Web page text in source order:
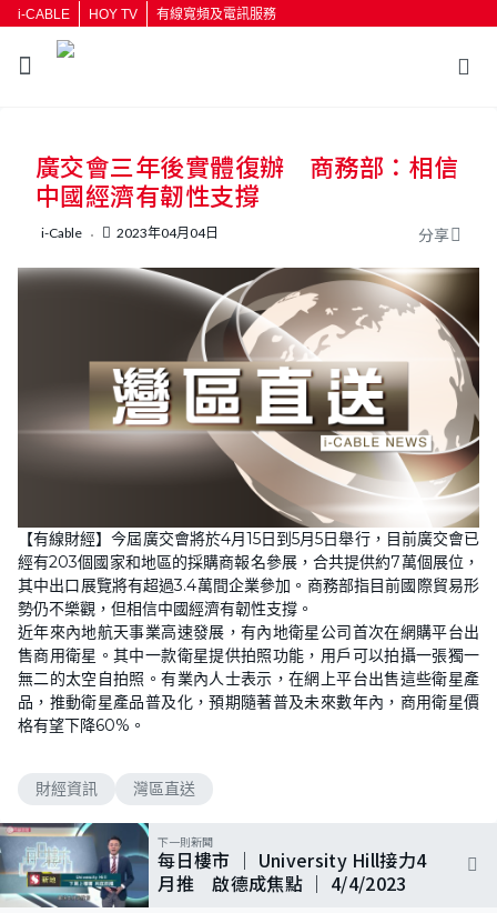
i-CABLE HOY TV 有線寬頻及電訊服務
按輸入鍵開始搜尋
廣交會三年後實體復辦 商務部：相信
中國經濟有韌性支撐
i-Cable 2023年04月04日 分享
【有線財經】今屆廣交會將於4月15日到5月5日舉行，目前廣交會已
經有203個國家和地區的採購商報名參展，合共提供約7萬個展位，
其中出口展覽將有超過3.4萬間企業參加。商務部指目前國際貿易形
勢仍不樂觀，但相信中國經濟有韌性支撐。
近年來內地航天事業高速發展，有內地衛星公司首次在網購平台出
售商用衛星。其中一款衛星提供拍照功能，用戶可以拍攝一張獨一
無二的太空自拍照。有業內人士表示，在網上平台出售這些衛星產
品，推動衛星產品普及化，預期隨著普及未來數年內，商用衛星價
格有望下降60%。
財經資訊 灣區直送
下一則新聞
每日樓市 │ University Hill接力4
月推 啟德成焦點 │ 4/4/2023